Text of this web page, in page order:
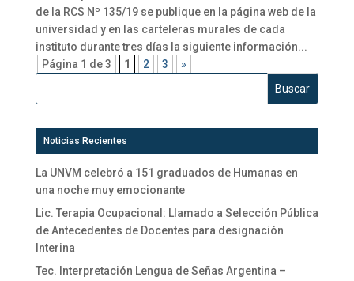
de la RCS Nº 135/19 se publique en la página web de la
universidad y en las carteleras murales de cada
instituto durante tres días la siguiente información...
Página 1 de 3
1 2 3 »
Noticias Recientes
La UNVM celebró a 151 graduados de Humanas en
una noche muy emocionante
Lic. Terapia Ocupacional: Llamado a Selección Pública
de Antecedentes de Docentes para designación
Interina
Tec. Interpretación Lengua de Señas Argentina –